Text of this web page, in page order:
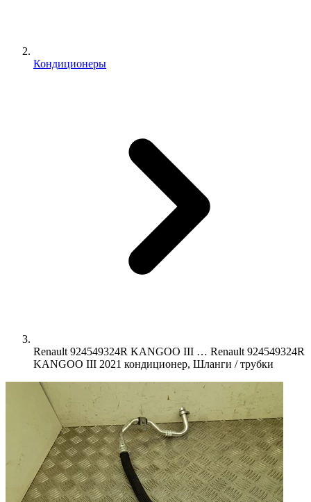
Кондиционеры
Renault 924549324R KANGOO III … Renault 924549324R
KANGOO III 2021 кондиционер, Шланги / трубки